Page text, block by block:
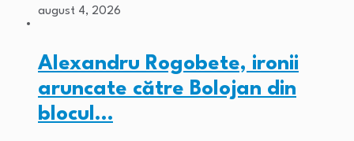
august 4, 2026
Alexandru Rogobete, ironii
aruncate către Bolojan din
blocul…